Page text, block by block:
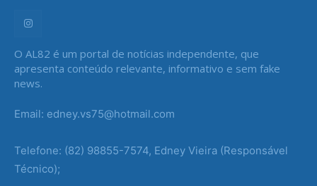
O AL82 é um portal de notícias independente, que
apresenta conteúdo relevante, informativo e sem fake
news.
Email: edney.vs75@hotmail.com
Telefone: (82) 98855-7574, Edney Vieira (Responsável
Técnico);